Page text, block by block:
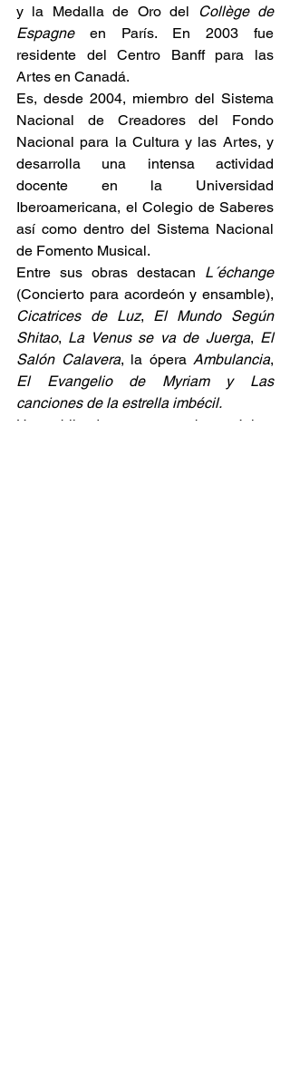
y la Medalla de Oro del Collège de
Espagne en París. En 2003 fue
residente del Centro Banff para las
Artes en Canadá.
Es, desde 2004, miembro del Sistema
Nacional de Creadores del Fondo
Nacional para la Cultura y las Artes, y
desarrolla una intensa actividad
docente en la Universidad
Iberoamericana, el Colegio de Saberes
así como dentro del Sistema Nacional
de Fomento Musical.
Entre sus obras destacan
L´échange
Cicatrices de Luz, El Mundo Según
Shitao, La Venus se va de Juerga, El
Salón Calavera, la ópera Ambulancia
El Evangelio de Myriam y Las
canciones de la estrella imbécil.
Ha publicado ensayos sobre música,